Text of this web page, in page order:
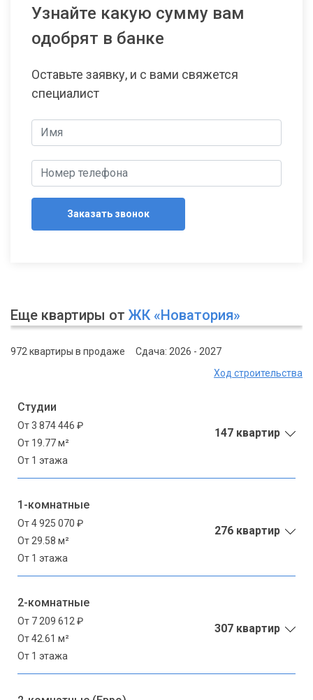
Узнайте какую сумму вам
одобрят в банке
Оставьте заявку, и с вами свяжется
специалист
Заказать звонок
Еще квартиры от ЖК «Новатория»
972 квартиры в продаже
Сдача: 2026 - 2027
Ход строительства
Студии
От 3 874 446 ₽
От 19.77 м²
От 1 этажа
147 квартир
1-комнатные
От 4 925 070 ₽
От 29.58 м²
От 1 этажа
276 квартир
2-комнатные
От 7 209 612 ₽
От 42.61 м²
От 1 этажа
307 квартир